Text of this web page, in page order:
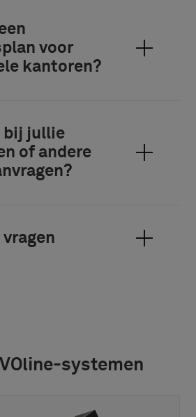
voor
kantoren?
bij jullie
of andere
systemen